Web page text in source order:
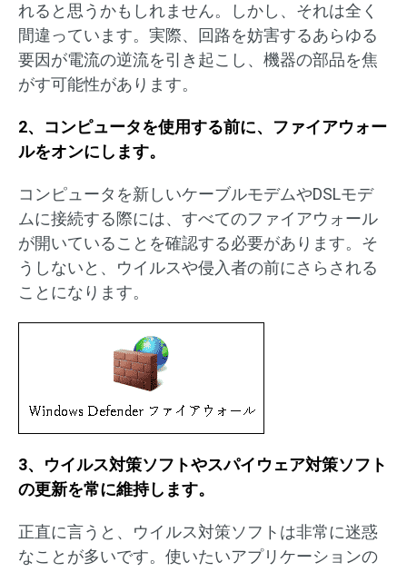
れると思うかもしれません。しかし、それは全く
間違っています。実際、回路を妨害するあらゆる
要因が電流の逆流を引き起こし、機器の部品を焦
がす可能性があります。
2、コンピュータを使用する前に、ファイアウォー
ルをオンにします。
コンピュータを新しいケーブルモデムやDSLモデ
ムに接続する際には、すべてのファイアウォール
が開いていることを確認する必要があります。そ
うしないと、ウイルスや侵入者の前にさらされる
ことになります。
3、ウイルス対策ソフトやスパイウェア対策ソフト
の更新を常に維持します。
正直に言うと、ウイルス対策ソフトは非常に迷惑
なことが多いです。使いたいアプリケーションの